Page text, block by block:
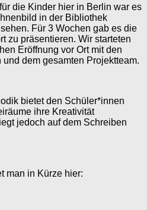
die Kinder hier in Berlin war es
in der Bibliothek
Für 3 Wochen gab es die
zu präsentieren. Wir starteten
Eröffnung vor Ort mit den
dem gesamten Projektteam.
bietet den Schüler*innen
ihre Kreativität
jedoch auf dem Schreiben
man in Kürze hier: